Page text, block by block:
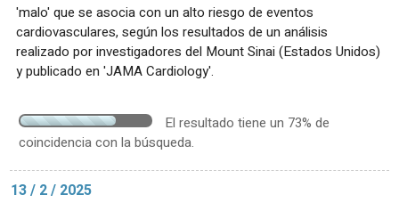
'malo' que se asocia con un alto riesgo de eventos
cardiovasculares, según los resultados de un análisis
realizado por investigadores del Mount Sinai (Estados Unidos)
y publicado en 'JAMA Cardiology'.
El resultado tiene un 73% de
coincidencia con la búsqueda.
13 / 2 / 2025